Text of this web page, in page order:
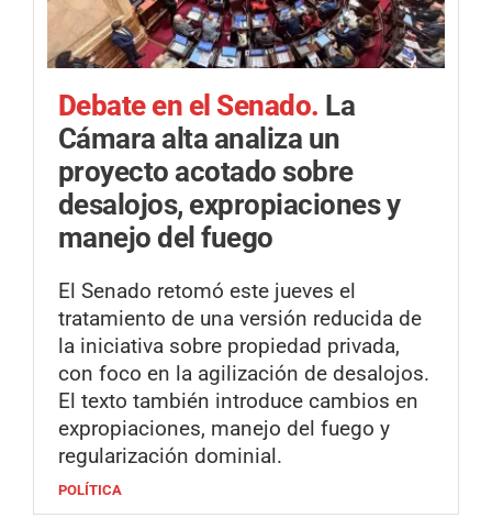
Debate en el Senado. La
Cámara alta analiza un
proyecto acotado sobre
desalojos, expropiaciones y
manejo del fuego
El Senado retomó este jueves el
tratamiento de una versión reducida de
la iniciativa sobre propiedad privada,
con foco en la agilización de desalojos.
El texto también introduce cambios en
expropiaciones, manejo del fuego y
regularización dominial.
POLÍTICA